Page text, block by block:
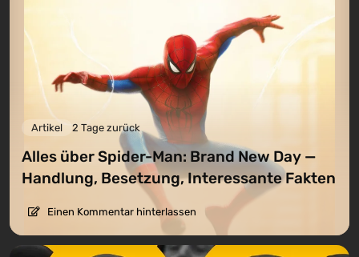
Artikel 2 Tage zurück
Alles über Spider-Man: Brand New Day —
Handlung, Besetzung, Interessante Fakten
Einen Kommentar hinterlassen